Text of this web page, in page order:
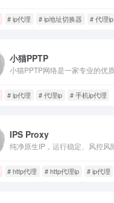
# ip代理 # ip地址切换器 # 代理ip
小猫PPTP
# ip代理 # 代理ip # 手机ip代理
IPS Proxy
# http代理 # http代理ip # ip代理